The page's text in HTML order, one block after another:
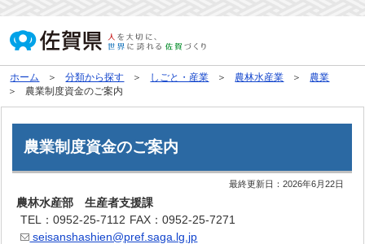
ホーム 分類から探す しごと・産業 農林水産業
農業
農業制度資金のご案内
農業制度資金のご案内
最終更新日：2026年6月22日
農林水産部 生産者支援課
TEL：0952-25-7112 FAX：0952-25-7271
seisanshashien@pref.saga.lg.jp